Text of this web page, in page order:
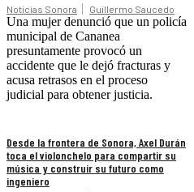
Noticias Sonora Guillermo Saucedo
Una mujer denunció que un policía
municipal de Cananea
presuntamente provocó un
accidente que le dejó fracturas y
acusa retrasos en el proceso
judicial para obtener justicia.
Desde la frontera de Sonora, Axel Durán
toca el violonchelo para compartir su
música y construir su futuro como
ingeniero